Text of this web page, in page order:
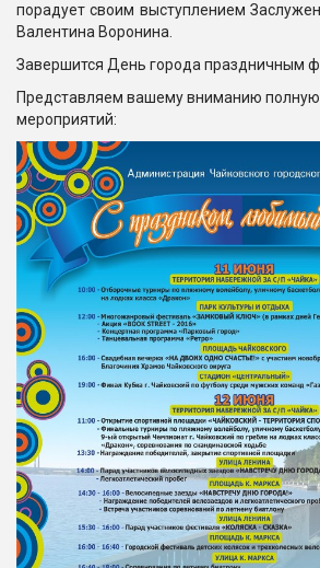
порадует своим выступлением
Валентина Воронина.
Завершится День города праздничным
Представляем вашему вниманию
мероприятий: